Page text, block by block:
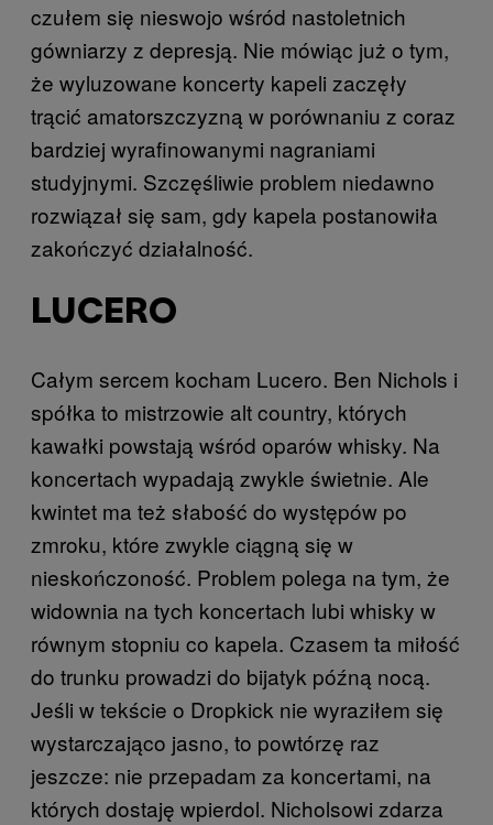
czułem się nieswojo wśród nastoletnich
gówniarzy z depresją. Nie mówiąc już o tym,
że wyluzowane koncerty kapeli zaczęły
trącić amatorszczyzną w porównaniu z coraz
bardziej wyrafinowanymi nagraniami
studyjnymi. Szczęśliwie problem niedawno
rozwiązał się sam, gdy kapela postanowiła
zakończyć działalność.
LUCERO
Całym sercem kocham Lucero. Ben Nichols i
spółka to mistrzowie alt country, których
kawałki powstają wśród oparów whisky. Na
koncertach wypadają zwykle świetnie. Ale
kwintet ma też słabość do występów po
zmroku, które zwykle ciągną się w
nieskończoność. Problem polega na tym, że
widownia na tych koncertach lubi whisky w
równym stopniu co kapela. Czasem ta miłość
do trunku prowadzi do bijatyk późną nocą.
Jeśli w tekście o Dropkick nie wyraziłem się
wystarczająco jasno, to powtórzę raz
jeszcze: nie przepadam za koncertami, na
których dostaję wpierdol. Nicholsowi zdarza